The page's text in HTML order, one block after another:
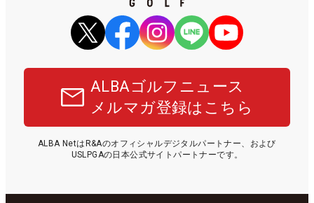
ALBAゴルフニュース
メルマガ登録はこちら
ALBA NetはR&Aのオフィシャルデジタルパートナー、および
USLPGAの日本公式サイトパートナーです。